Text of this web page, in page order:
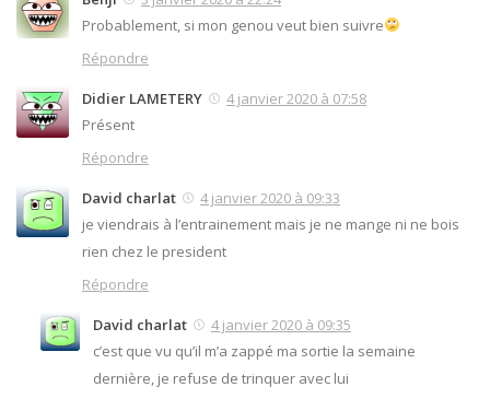
Probablement, si mon genou veut bien suivre
Répondre
Didier LAMETERY
4 janvier 2020 à 07:58
Présent
Répondre
David charlat
4 janvier 2020 à 09:33
je viendrais à l’entrainement mais je ne mange ni ne bois
rien chez le president
Répondre
David charlat
4 janvier 2020 à 09:35
c’est que vu qu’il m’a zappé ma sortie la semaine
dernière, je refuse de trinquer avec lui